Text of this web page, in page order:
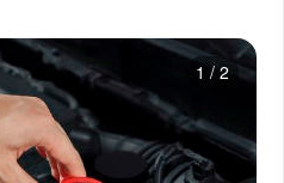
1 / 2